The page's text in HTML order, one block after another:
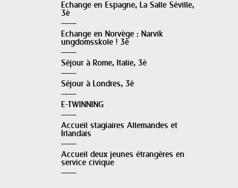
Echange en Espagne, La Salle Séville,
3è
Echange en Norvège : Narvik
ungdomsskole ! 3è
Séjour à Rome, Italie, 3è
Séjour à Londres, 3è
E-TWINNING
Accueil stagiaires Allemandes et
Irlandais
Accueil deux jeunes étrangères en
service civique